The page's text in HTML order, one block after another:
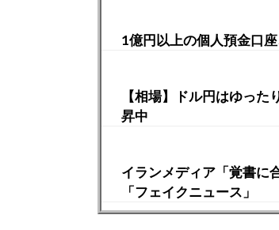
1億円以上の個人預金口
【相場】ドル円はゆっ
昇中
イランメディア「覚書に
「フェイクニュース」